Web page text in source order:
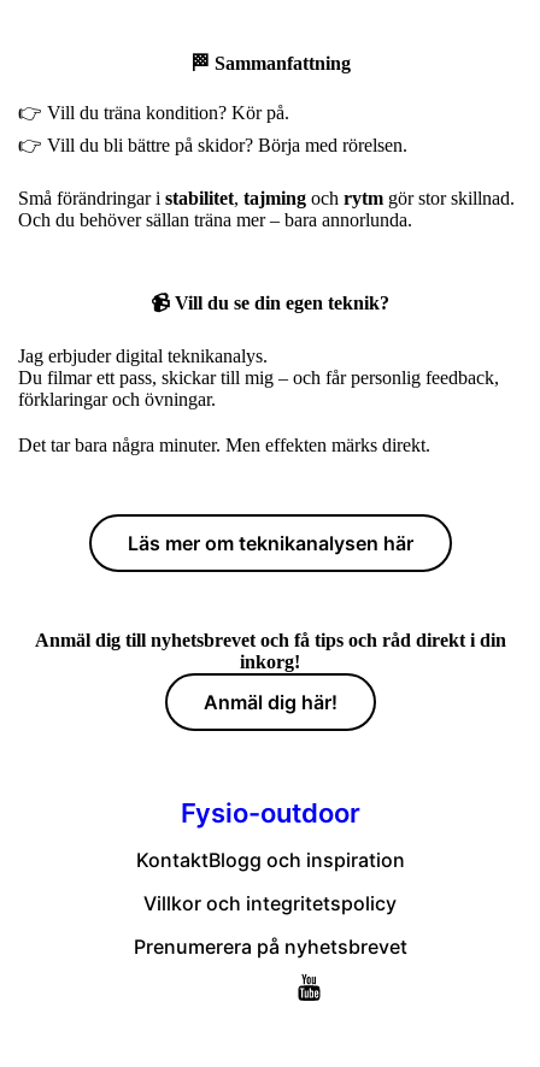
🏁 Sammanfattning
👉 Vill du träna kondition? Kör på.
👉 Vill du bli bättre på skidor? Börja med rörelsen.
Små förändringar i stabilitet, tajming och rytm gör stor skillnad.
Och du behöver sällan träna mer – bara annorlunda.
📹 Vill du se din egen teknik?
Jag erbjuder digital teknikanalys.
Du filmar ett pass, skickar till mig – och får personlig feedback,
förklaringar och övningar.
Det tar bara några minuter. Men effekten märks direkt.
Läs mer om teknikanalysen här
Anmäl dig till nyhetsbrevet och få tips och råd direkt i din
inkorg!
Anmäl dig här!
Fysio-outdoor
KontaktBlogg och inspiration
Villkor och integritetspolicy
Prenumerera på nyhetsbrevet